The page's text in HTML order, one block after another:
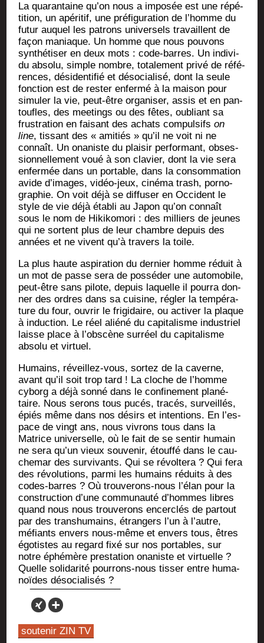
La qua­ran­taine qu’on nous a impo­sée est une répé­
ti­tion, un apé­ri­tif, une pré­fi­gu­ra­tion de l’homme du
futur auquel les patrons uni­ver­sels tra­vaillent de
façon maniaque. Un homme que nous pou­vons
syn­thé­ti­ser en deux mots : code-barres. Un indi­vi­
du abso­lu, simple nombre, tota­le­ment pri­vé de réfé­
rences, dési­den­ti­fié et déso­cia­li­sé, dont la seule
fonc­tion est de res­ter enfer­mé à la mai­son pour
simu­ler la vie, peut-être orga­ni­ser, assis et en pan­
toufles, des mee­tings ou des fêtes, oubliant sa
frus­tra­tion en fai­sant des achats com­pul­sifson
line, tis­sant des « ami­tiés » qu’il ne voit ni ne
connaît. Un ona­niste du plai­sir per­for­mant, obses­
sion­nel­le­ment voué à son cla­vier, dont la vie sera
enfer­mée dans un por­table, dans la consom­ma­tion
avide d’i­mages, vidéo-jeux, ciné­ma trash, por­no­
gra­phie. On voit déjà se dif­fu­ser en Occi­dent le
style de vie déjà éta­bli au Japon qu’on connaît
sous le nom de Hiki­ko­mo­ri : des mil­liers de jeunes
qui ne sortent plus de leur chambre depuis des
années et ne vivent qu’à tra­vers la toile.
La plus haute aspi­ra­tion du der­nier homme réduit à
un mot de passe sera de pos­sé­der une auto­mo­bile,
peut-être sans pilote, depuis laquelle il pour­ra don­
ner des ordres dans sa cui­sine, régler la tem­pé­ra­
ture du four, ouvrir le fri­gi­daire, ou acti­ver la plaque
à induc­tion. Le réel alié­né du capi­ta­lisme indus­triel
laisse place à l’obs­cène sur­réel du capi­ta­lisme
abso­lu et virtuel.
Humains, réveillez-vous, sor­tez de la caverne,
avant qu’il soit trop tard ! La cloche de l’homme
cyborg a déjà son­né dans le confi­ne­ment pla­né­
taire. Nous serons tous pucés, tra­cés, sur­veillés,
épiés même dans nos dési­rs et inten­tions. En l’es­
pace de vingt ans, nous vivrons tous dans la
Matrice uni­ver­selle, où le fait de se sen­tir humain
ne sera qu’un vieux sou­ve­nir, étouf­fé dans le cau­
che­mar des sur­vi­vants. Qui se révol­te­ra ? Qui fera
des révo­lu­tions, par­mi les humains réduits à des
codes-barres ? Où trou­ve­rons-nous l’é­lan pour la
construc­tion d’une com­mu­nau­té d’hommes libres
quand nous nous trou­ve­rons encer­clés de par­tout
par des trans­hu­mains, étran­gers l’un à l’autre,
méfiants envers nous-même et envers tous, êtres
égo­tistes au regard fixé sur nos por­tables, sur
notre éphé­mère pres­ta­tion ona­niste et vir­tuelle ?
Quelle soli­da­ri­té pour­rons-nous tis­ser entre huma­
noïdes désocialisés ?
soutenir ZIN TV